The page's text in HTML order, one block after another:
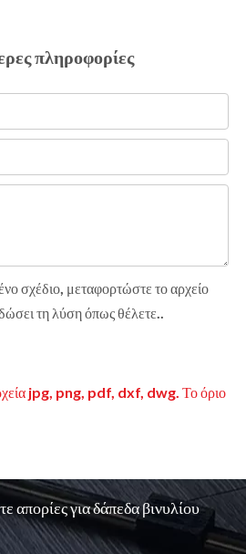
πληροφορίες
σχέδιο, μεταφορτώστε το αρχείο
τη λύση όπως θέλετε..
jpg, png, pdf, dxf, dwg. Το όριο
απορίες για δάπεδα βινυλίου